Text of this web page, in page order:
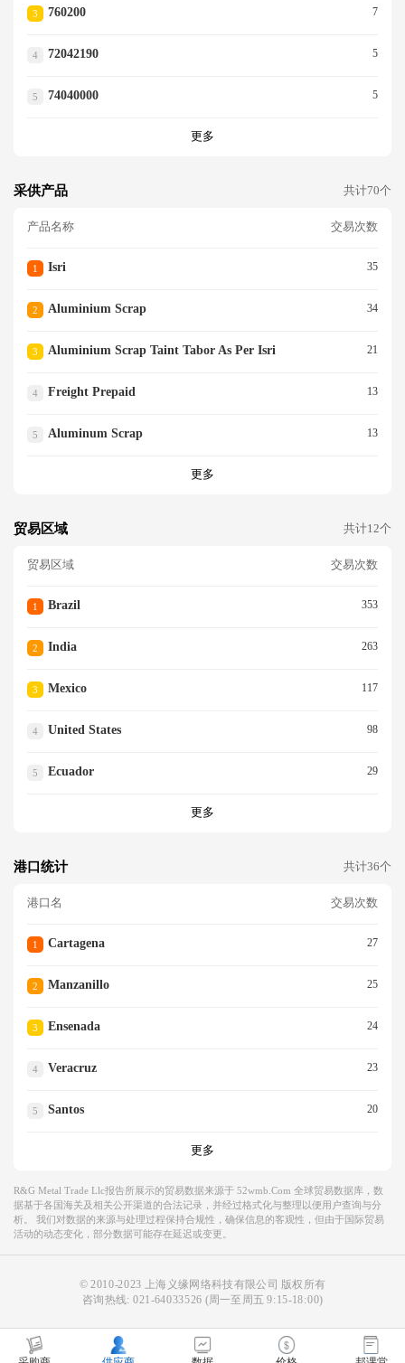
3 760200 7
4 72042190 5
5 74040000 5
更多
采供产品 共计70个
产品名称 交易次数
1 Isri 35
2 Aluminium Scrap 34
3 Aluminium Scrap Taint Tabor As Per Isri 21
4 Freight Prepaid 13
5 Aluminum Scrap 13
更多
贸易区域 共计12个
贸易区域 交易次数
1 Brazil 353
2 India 263
3 Mexico 117
4 United States 98
5 Ecuador 29
更多
港口统计 共计36个
港口名 交易次数
1 Cartagena 27
2 Manzanillo 25
3 Ensenada 24
4 Veracruz 23
5 Santos 20
更多
R&g Metal Trade Llc报告所展示的贸易数据来源于 52wmb.com 全球贸易数据库，数
据基于各国海关及相关公开渠道的合法记录，并经过格式化与整理以便用户查询与分
析。 我们对数据的来源与处理过程保持合规性，确保信息的客观性，但由于国际贸易
活动的动态变化，部分数据可能存在延迟或变更。
© 2010-2023 上海义缘网络科技有限公司 版权所有
咨询热线:021-64033526 (周一至周五 9:15-18:00)